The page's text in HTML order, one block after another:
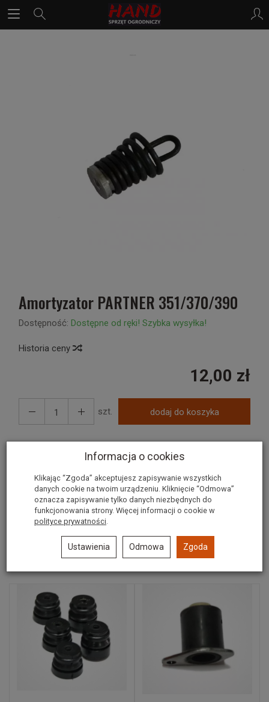
Amortyzator PARTNER 351/370/390
Dostępność: Dostępne od ręki! Szybka wysyłka!
Historia ceny
12,00 zł
szt. dodaj do koszyka
Amortyzator Partner
stosowany w modelach: 351, 370, 390, 420 | Ikra KSB 3940
| McCulloch Mac 438, 442 | Electrolux 2115 (530 05 32-75)
Polecane produkty
Informacja o cookies
Klikając “Zgoda” akceptujesz zapisywanie wszystkich
danych cookie na twoim urządzeniu. Kliknięcie “Odmowa”
oznacza zapisywanie tylko danych niezbędnych do
funkcjonowania strony. Więcej informacji o cookie w
polityce prywatności
Ustawienia Odmowa Zgoda